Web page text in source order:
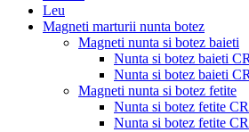
Leu
Magneti marturii nunta botez
Magneti nunta si botez baieti
Nunta si botez baieti
Nunta si botez baieti
Magneti nunta si botez fetite
Nunta si botez fetite
Nunta si botez fetite